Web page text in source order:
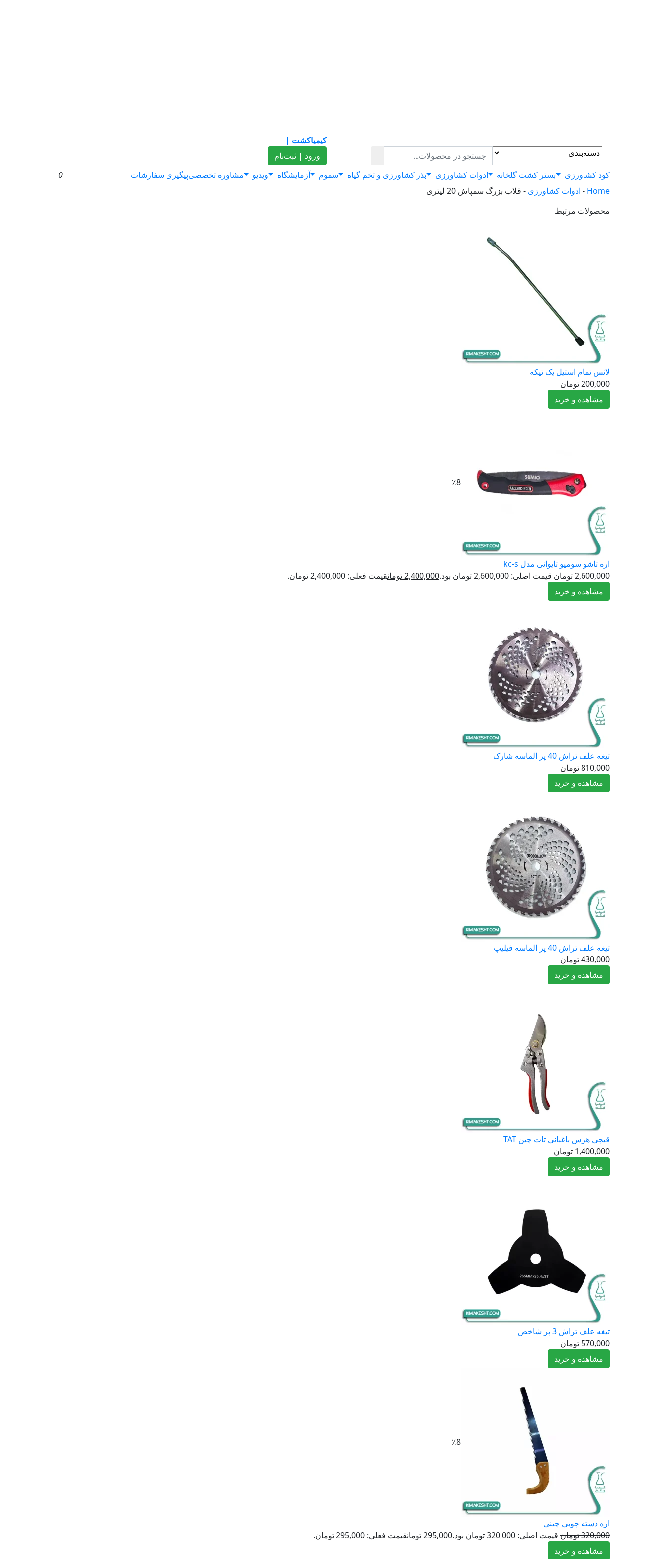
کیمیاکشت |
ورود | ثبت‌نام
کود کشاورزی
بستر کشت گلخانه ادوات کشاورزی بذر کشاورزی و تخم گیاه سموم آزمایشگاه ویدیو مشاوره تخصصیپیگیری سفارشات
0
Home
- ادوات کشاورزی - قلاب بزرگ سمپاش 20 لیتری
محصولات مرتبط
لانس تمام استیل یک تیکه
200,000تومان
مشاهده و خرید
٪8
اره تاشو سومیو تایوانی مدل kc-s
2,600,000تومان قیمت اصلی: 2,600,000 تومان بود. 2,400,000تومانقیمت فعلی: 2,400,000 تومان.
مشاهده و خرید
تیغه علف تراش 40 پر الماسه شارک
810,000تومان
مشاهده و خرید
تیغه علف تراش 40 پر الماسه فیلیپ
430,000تومان
مشاهده و خرید
قیچی هرس باغبانی تات چین TAT
1,400,000 تومان
مشاهده و خرید
تیغه علف تراش 3 پر شاخص
570,000 تومان
مشاهده و خرید
٪8
اره دسته چوبی چینی
320,000تومان قیمت اصلی: 320,000 تومان بود. 295,000تومانقیمت فعلی: 295,000 تومان.
مشاهده و خرید